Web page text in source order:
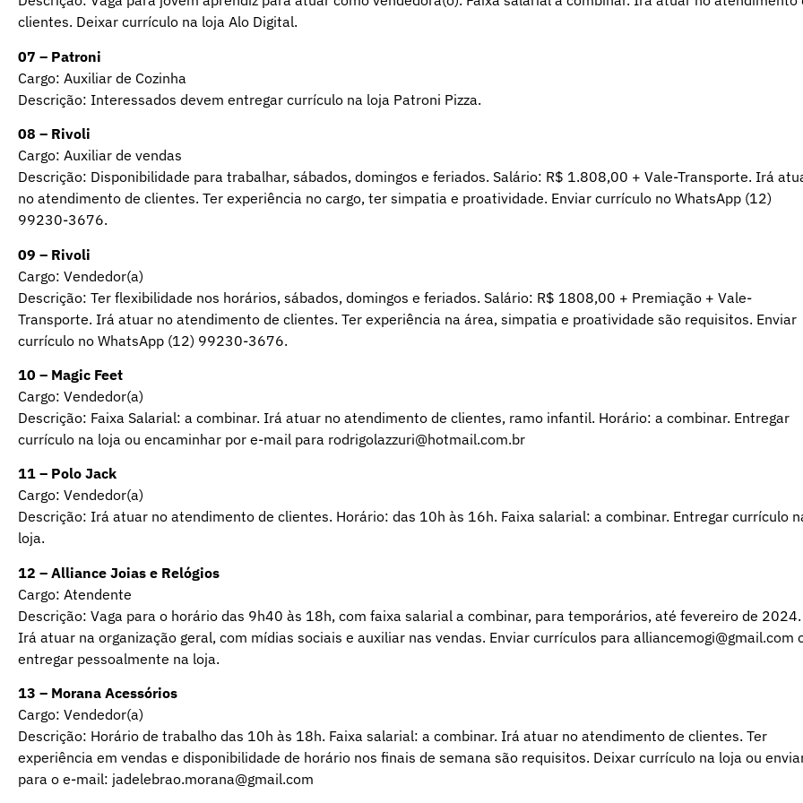
clientes. Deixar currículo na loja Alo Digital.
07 – Patroni
Cargo: Auxiliar de Cozinha
Descrição: Interessados devem entregar currículo na loja Patroni Pizza.
08 – Rivoli
Cargo: Auxiliar de vendas
Descrição: Disponibilidade para trabalhar, sábados, domingos e feriados. Salário: R$ 1.808,00 + Vale-Transporte. Irá
no atendimento de clientes. Ter experiência no cargo, ter simpatia e proatividade. Enviar currículo no WhatsApp (12)
99230-3676.
09 – Rivoli
Cargo: Vendedor(a)
Descrição: Ter flexibilidade nos horários, sábados, domingos e feriados. Salário: R$ 1808,00 + Premiação + Vale-
Transporte. Irá atuar no atendimento de clientes. Ter experiência na área, simpatia e proatividade são requisitos. Enviar
currículo no WhatsApp (12) 99230-3676.
10 – Magic Feet
Cargo: Vendedor(a)
Descrição: Faixa Salarial: a combinar. Irá atuar no atendimento de clientes, ramo infantil. Horário: a combinar. Entregar
currículo na loja ou encaminhar por e-mail para rodrigolazzuri@hotmail.com.br
11 – Polo Jack
Cargo: Vendedor(a)
Descrição: Irá atuar no atendimento de clientes. Horário: das 10h às 16h. Faixa salarial: a combinar. Entregar currículo
loja.
12 – Alliance Joias e Relógios
Cargo: Atendente
Descrição: Vaga para o horário das 9h40 às 18h, com faixa salarial a combinar, para temporários, até fevereiro de 2024.
Irá atuar na organização geral, com mídias sociais e auxiliar nas vendas. Enviar currículos para alliancemogi@gmail.com
entregar pessoalmente na loja.
13 – Morana Acessórios
Cargo: Vendedor(a)
Descrição: Horário de trabalho das 10h às 18h. Faixa salarial: a combinar. Irá atuar no atendimento de clientes. Ter
experiência em vendas e disponibilidade de horário nos finais de semana são requisitos. Deixar currículo na loja ou
para o e-mail: jadelebrao.morana@gmail.com